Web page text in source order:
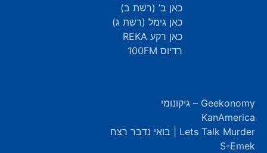
כאן ב’ (רשת ב)
כאן גימל (רשת ג)
כאן רקע REKA
רדיוס 100FM
Geekonomy – גיקונומי
KanAmerica
Lets Talk Murder | בואי נדבר רצח
S-Emek